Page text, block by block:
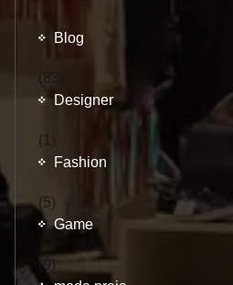
Blog
(83)
Designer
(1)
Fashion
(5)
Game
(9)